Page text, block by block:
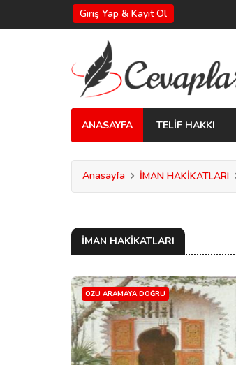
Giriş Yap & Kayıt Ol
ANASAYFA TELİF HAKKI
Anasayfa İMAN HAKİKATLARI
İMAN HAKİKATLARI
ÖZÜ ARAMAYA DOĞRU